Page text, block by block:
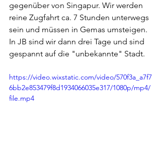
gegenüber von Singapur. Wir werden
reine Zugfahrt ca. 7 Stunden unterwegs
sein und müssen in Gemas umsteigen.
In JB sind wir dann drei Tage und sind
gespannt auf die "unbekannte" Stadt.
https://video.wixstatic.com/video/570f3a_a7f7
6bb2e853479f8d1934066035e317/1080p/mp4/
file.mp4